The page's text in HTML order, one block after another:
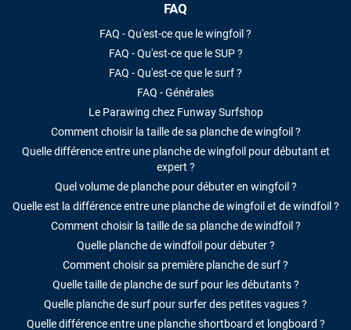
FAQ
FAQ - Qu'est-ce que le wingfoil ?
FAQ - Qu'est-ce que le SUP ?
FAQ - Qu'est-ce que le surf ?
FAQ - Générales
Le Parawing chez Funway Surfshop
Comment choisir la taille de sa planche de wingfoil ?
Quelle différence entre une planche de wingfoil pour débutant et
expert ?
Quel volume de planche pour débuter en wingfoil ?
Quelle est la différence entre une planche de wingfoil et de windfoil ?
Comment choisir la taille de sa planche de windfoil ?
Quelle planche de windfoil pour débuter ?
Comment choisir sa première planche de surf ?
Quelle taille de planche de surf pour les débutants ?
Quelle planche de surf pour surfer des petites vagues ?
Quelle différence entre une planche shortboard et longboard ?